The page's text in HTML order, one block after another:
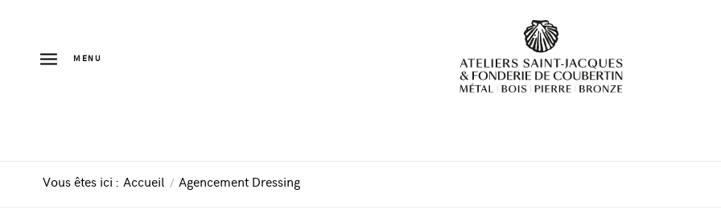
MENU
Vous êtes ici : Accueil / Agencement Dressing